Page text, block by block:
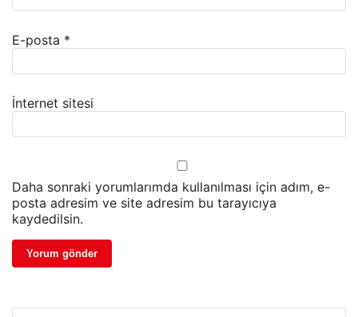
E-posta *
İnternet sitesi
Daha sonraki yorumlarımda kullanılması için adım, e-
posta adresim ve site adresim bu tarayıcıya
kaydedilsin.